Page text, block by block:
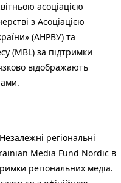
асоціацією
з Асоціацією
(АНРВУ) та
(MBL) за підтримки
відображають
регіональні
Media Fund Nordic в
регіональних медіа.